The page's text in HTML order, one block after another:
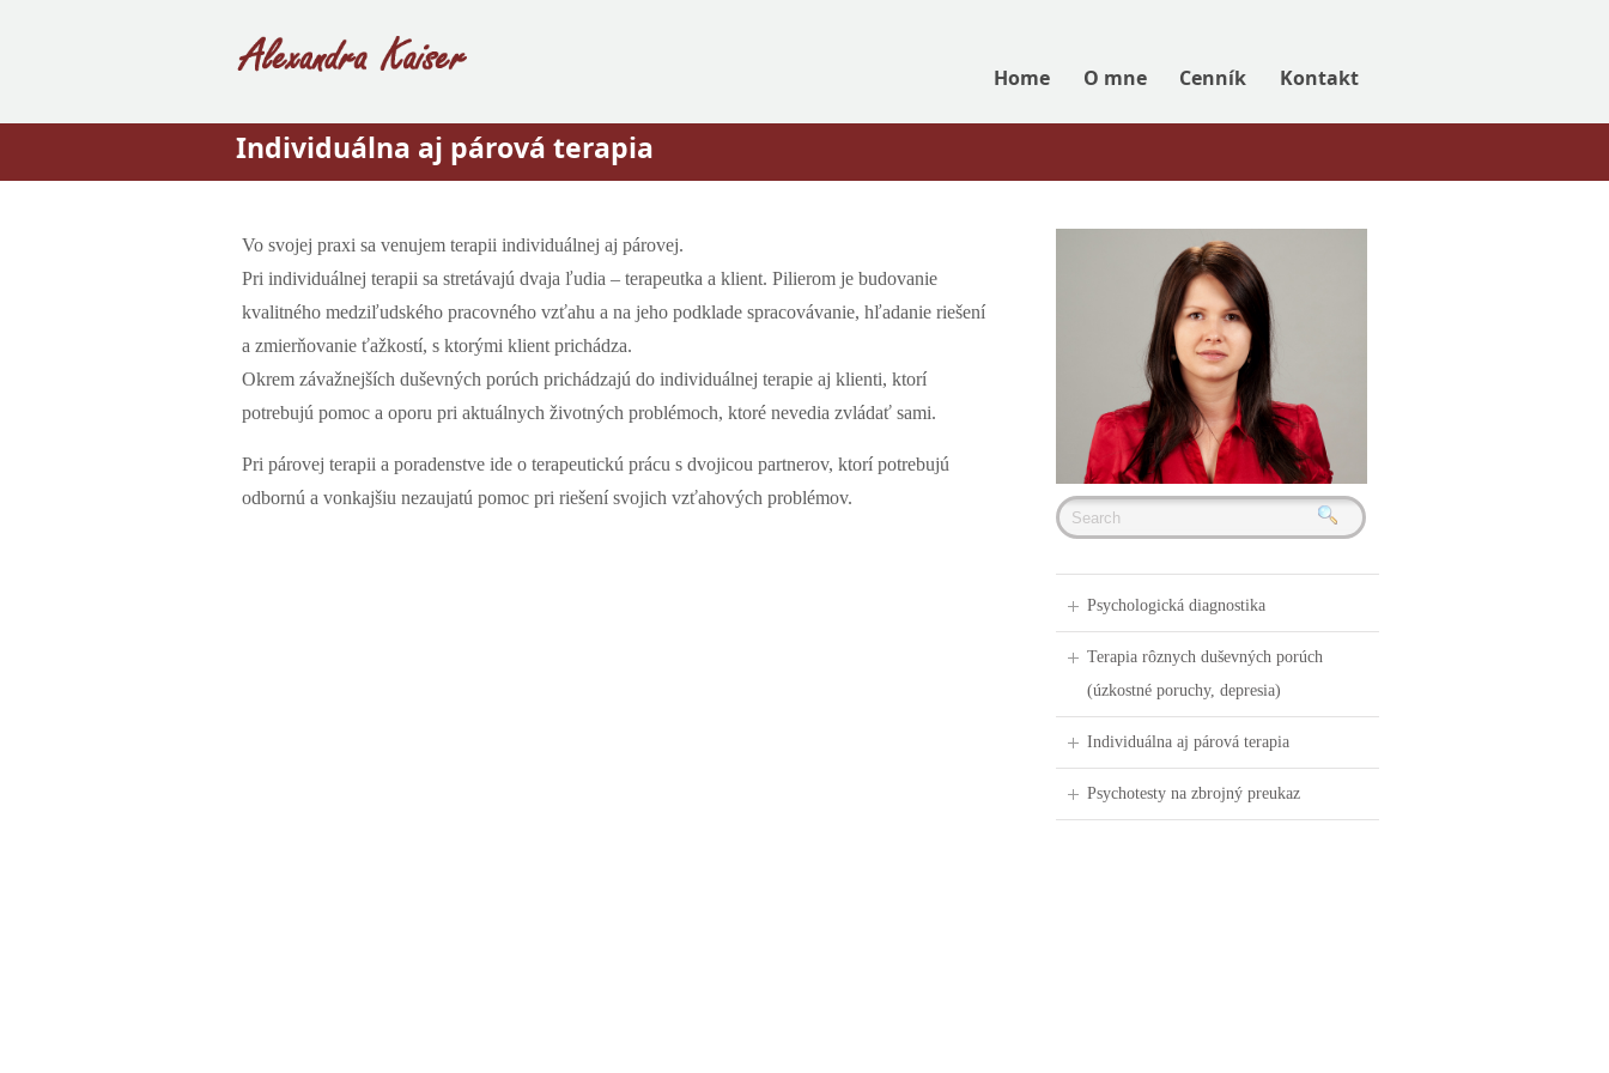
Home O mne Cenník Kontakt
Individuálna aj párová terapia
Vo svojej praxi sa venujem terapii individuálnej aj párovej.
Pri individuálnej terapii sa stretávajú dvaja ľudia – terapeutka a klient. Pilierom je budovanie
kvalitného medziľudského pracovného vzťahu a na jeho podklade spracovávanie, hľadanie riešení
a zmierňovanie ťažkostí, s ktorými klient prichádza.
Okrem závažnejších duševných porúch prichádzajú do individuálnej terapie aj klienti, ktorí
potrebujú pomoc a oporu pri aktuálnych životných problémoch, ktoré nevedia zvládať sami.
Pri párovej terapii a poradenstve ide o terapeutickú prácu s dvojicou partnerov, ktorí potrebujú
odbornú a vonkajšiu nezaujatú pomoc pri riešení svojich vzťahových problémov.
Psychologická diagnostika
Terapia rôznych duševných porúch
(úzkostné poruchy, depresia)
Individuálna aj párová terapia
Psychotesty na zbrojný preukaz